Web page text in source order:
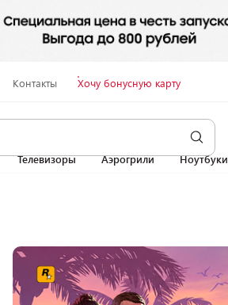
Контакты Хочу бонусную карту
Телевизоры Аэрогрили Ноутбуки